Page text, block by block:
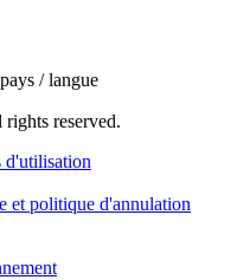
/ langue
reserved.
d'utilisation
et politique d'annulation